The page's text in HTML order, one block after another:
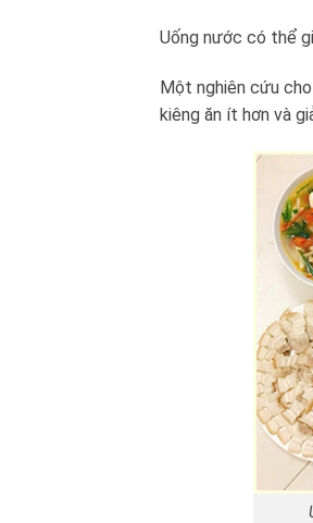
Uống nước có thể
Một nghiên cứu
kiêng ăn ít hơn và